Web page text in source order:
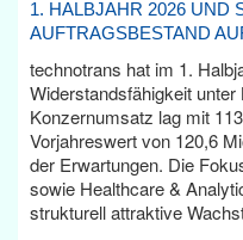
1. HALBJAHR 2026 UND
AUFTRAGSBESTAND
technotrans hat im 1.
Widerstandsfähigkeit
Konzernumsatz lag mit
Vorjahreswert von 120,6
der Erwartungen. Die
sowie Healthcare &
strukturell attraktive